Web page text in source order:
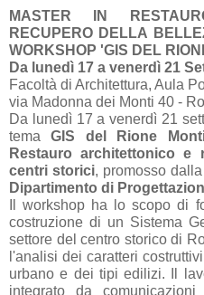
MASTER IN
RECUPERO DELLA
WORKSHOP 'GIS DEL
Da lunedì 17 a venerdì 21
Facoltà di Architettura, Aula
via Madonna dei Monti 40 -
Da lunedì 17 a venerdì 21
temaGIS del Rione
Restauro architettonico e
centri storici, promosso dalla
Dipartimento di
Il workshop ha lo scopo di
costruzione di un Sistema
settore del centro storico di
l'analisi dei caratteri
urbano e dei tipi edilizi. Il
integrato da